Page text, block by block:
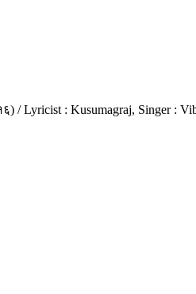
/ Lyricist : Kusumagraj, Singer :